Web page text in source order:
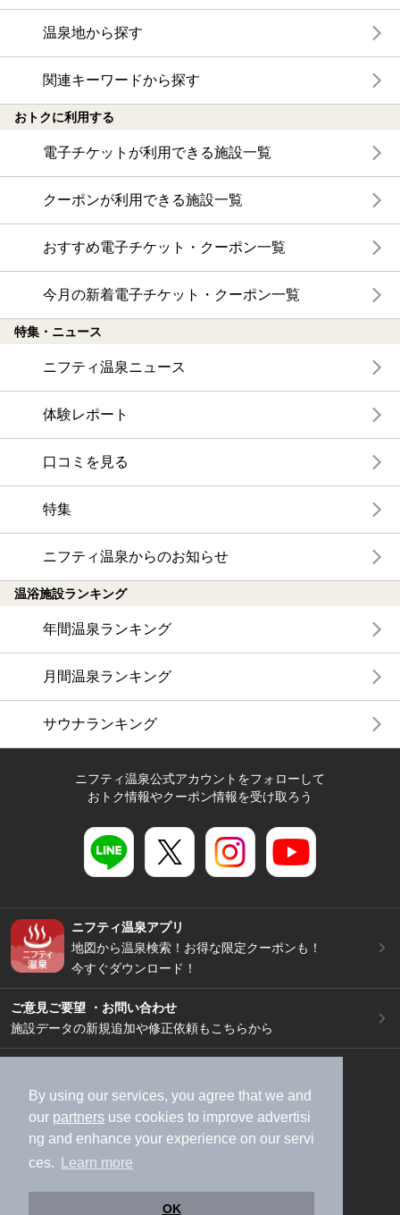
By using our services, you agree that we and
our partners use cookies to improve advertisi
ng and enhance your experience on our servi
ces.
Learn more
OK
温泉地から探す
関連キーワードから探す
おトクに利用する
電子チケットが利用できる施設一覧
クーポンが利用できる施設一覧
おすすめ電子チケット・クーポン一覧
今月の新着電子チケット・クーポン一覧
特集・ニュース
ニフティ温泉ニュース
体験レポート
口コミを見る
特集
ニフティ温泉からのお知らせ
温浴施設ランキング
年間温泉ランキング
月間温泉ランキング
サウナランキング
ニフティ温泉公式アカウントをフォローして
おトク情報やクーポン情報を受け取ろう
ニフティ温泉アプリ
地図から温泉検索！お得な限定クーポンも！
今すぐダウンロード！
ご意見ご要望 ・お問い合わせ
施設データの新規追加や修正依頼もこちらから
加盟店募集（資料請求）
広告出稿のご案内
利用規約
ライフスタイルMEMBERS+規約
特定商取引法に基づく表記
ヘルプ
採用情報
運営会社